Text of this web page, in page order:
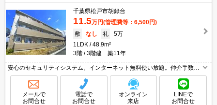
千葉県松戸市胡録台
11.5万円(管理費等：6,500円)
敷
なし 礼
5万
1LDK
48.9m²
3階
3階建 築11年
安心のセキュリティシステム。インターネット無料使い放題。仲介手数料
家賃の55%。オートロック。経済的な都市ガス使用。ペット飼育の場合別
途敷金1ヶ月要。
メールで
お問合せ
電話で
お問合せ
オンライン
来店
LINEで
お問合せ